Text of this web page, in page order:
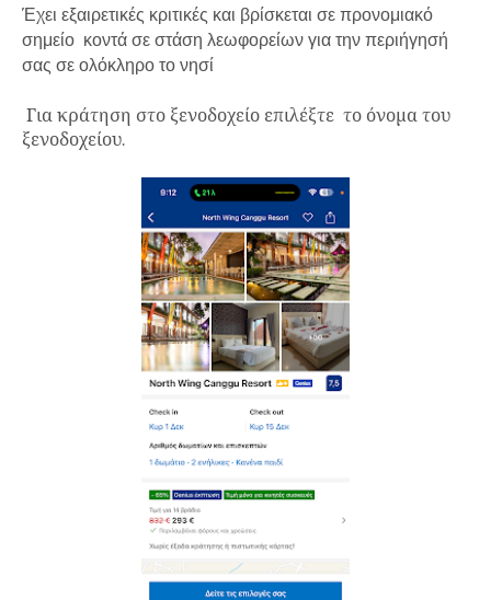
Έχει εξαιρετικές κριτικές και βρίσκεται σε προνομιακό
σημείο κοντά σε στάση λεωφορείων για την περιήγησή
σας σε ολόκληρο το νησί
Για κράτηση στο ξενοδοχείο επιλέξτε το όνομα του
ξενοδοχείου.